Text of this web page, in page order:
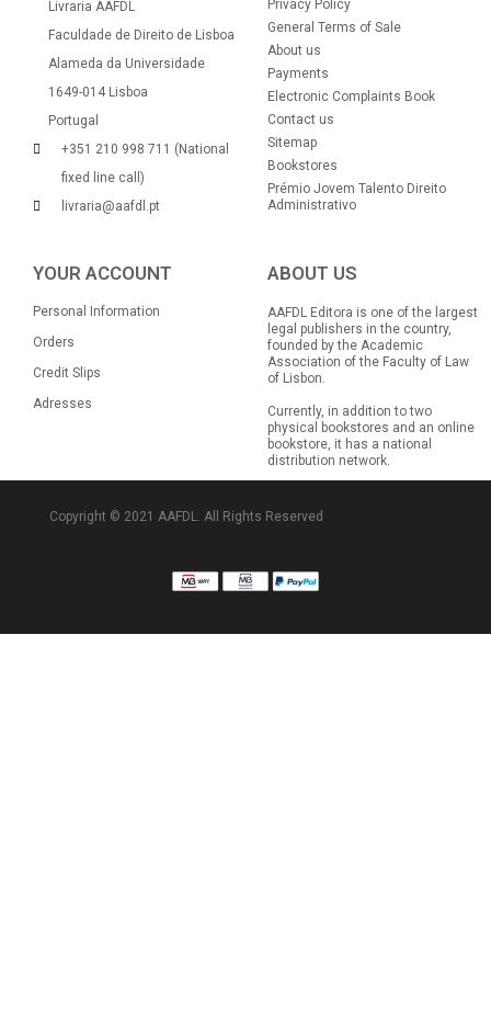
Livraria AAFDL
Faculdade de Direito de Lisboa
Alameda da Universidade
1649-014 Lisboa
Portugal
+351 210 998 711 (National
fixed line call)
livraria@aafdl.pt
Privacy Policy
General Terms of Sale
About us
Payments
Electronic Complaints Book
Contact us
Sitemap
Bookstores
Prémio Jovem Talento Direito
Administrativo
YOUR ACCOUNT
Personal Information
Orders
Credit Slips
Adresses
ABOUT US
AAFDL Editora is one of the largest
legal publishers in the country,
founded by the Academic
Association of the Faculty of Law
of Lisbon.
Currently, in addition to two
physical bookstores and an online
bookstore, it has a national
distribution network.
Copyright © 2021 AAFDL. All Rights Reserved